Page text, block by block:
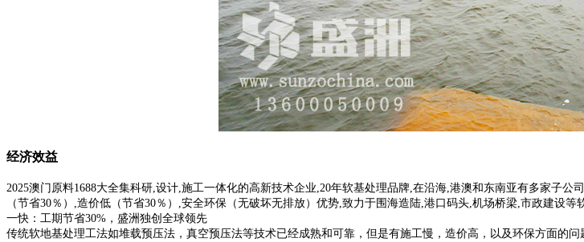
经济效益
2025澳门原料1688大全集科研,设计,施工一体化的高新技术企业,20年软基处理品牌,在沿海,港澳和东南亚有多家子
（节省30％）,造价低（节省30％）,安全环保（无破坏无排放）优势,致力于围海造陆,港口码头,机场桥梁,市政建设等
一快：工期节省30%，盛洲独创全球领先
传统软地基处理工法如堆载预压法，真空预压法等技术已经成熟和可靠，但是有施工慢，造价高，以及环保方面